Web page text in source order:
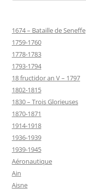
1674 – Bataille de Seneffe
1759-1760
1778-1783
1793-1794
18 fructidor an V – 1797
1802-1815
1830 – Trois Glorieuses
1870-1871
1914-1918
1936-1939
1939-1945
Aéronautique
Ain
Aisne